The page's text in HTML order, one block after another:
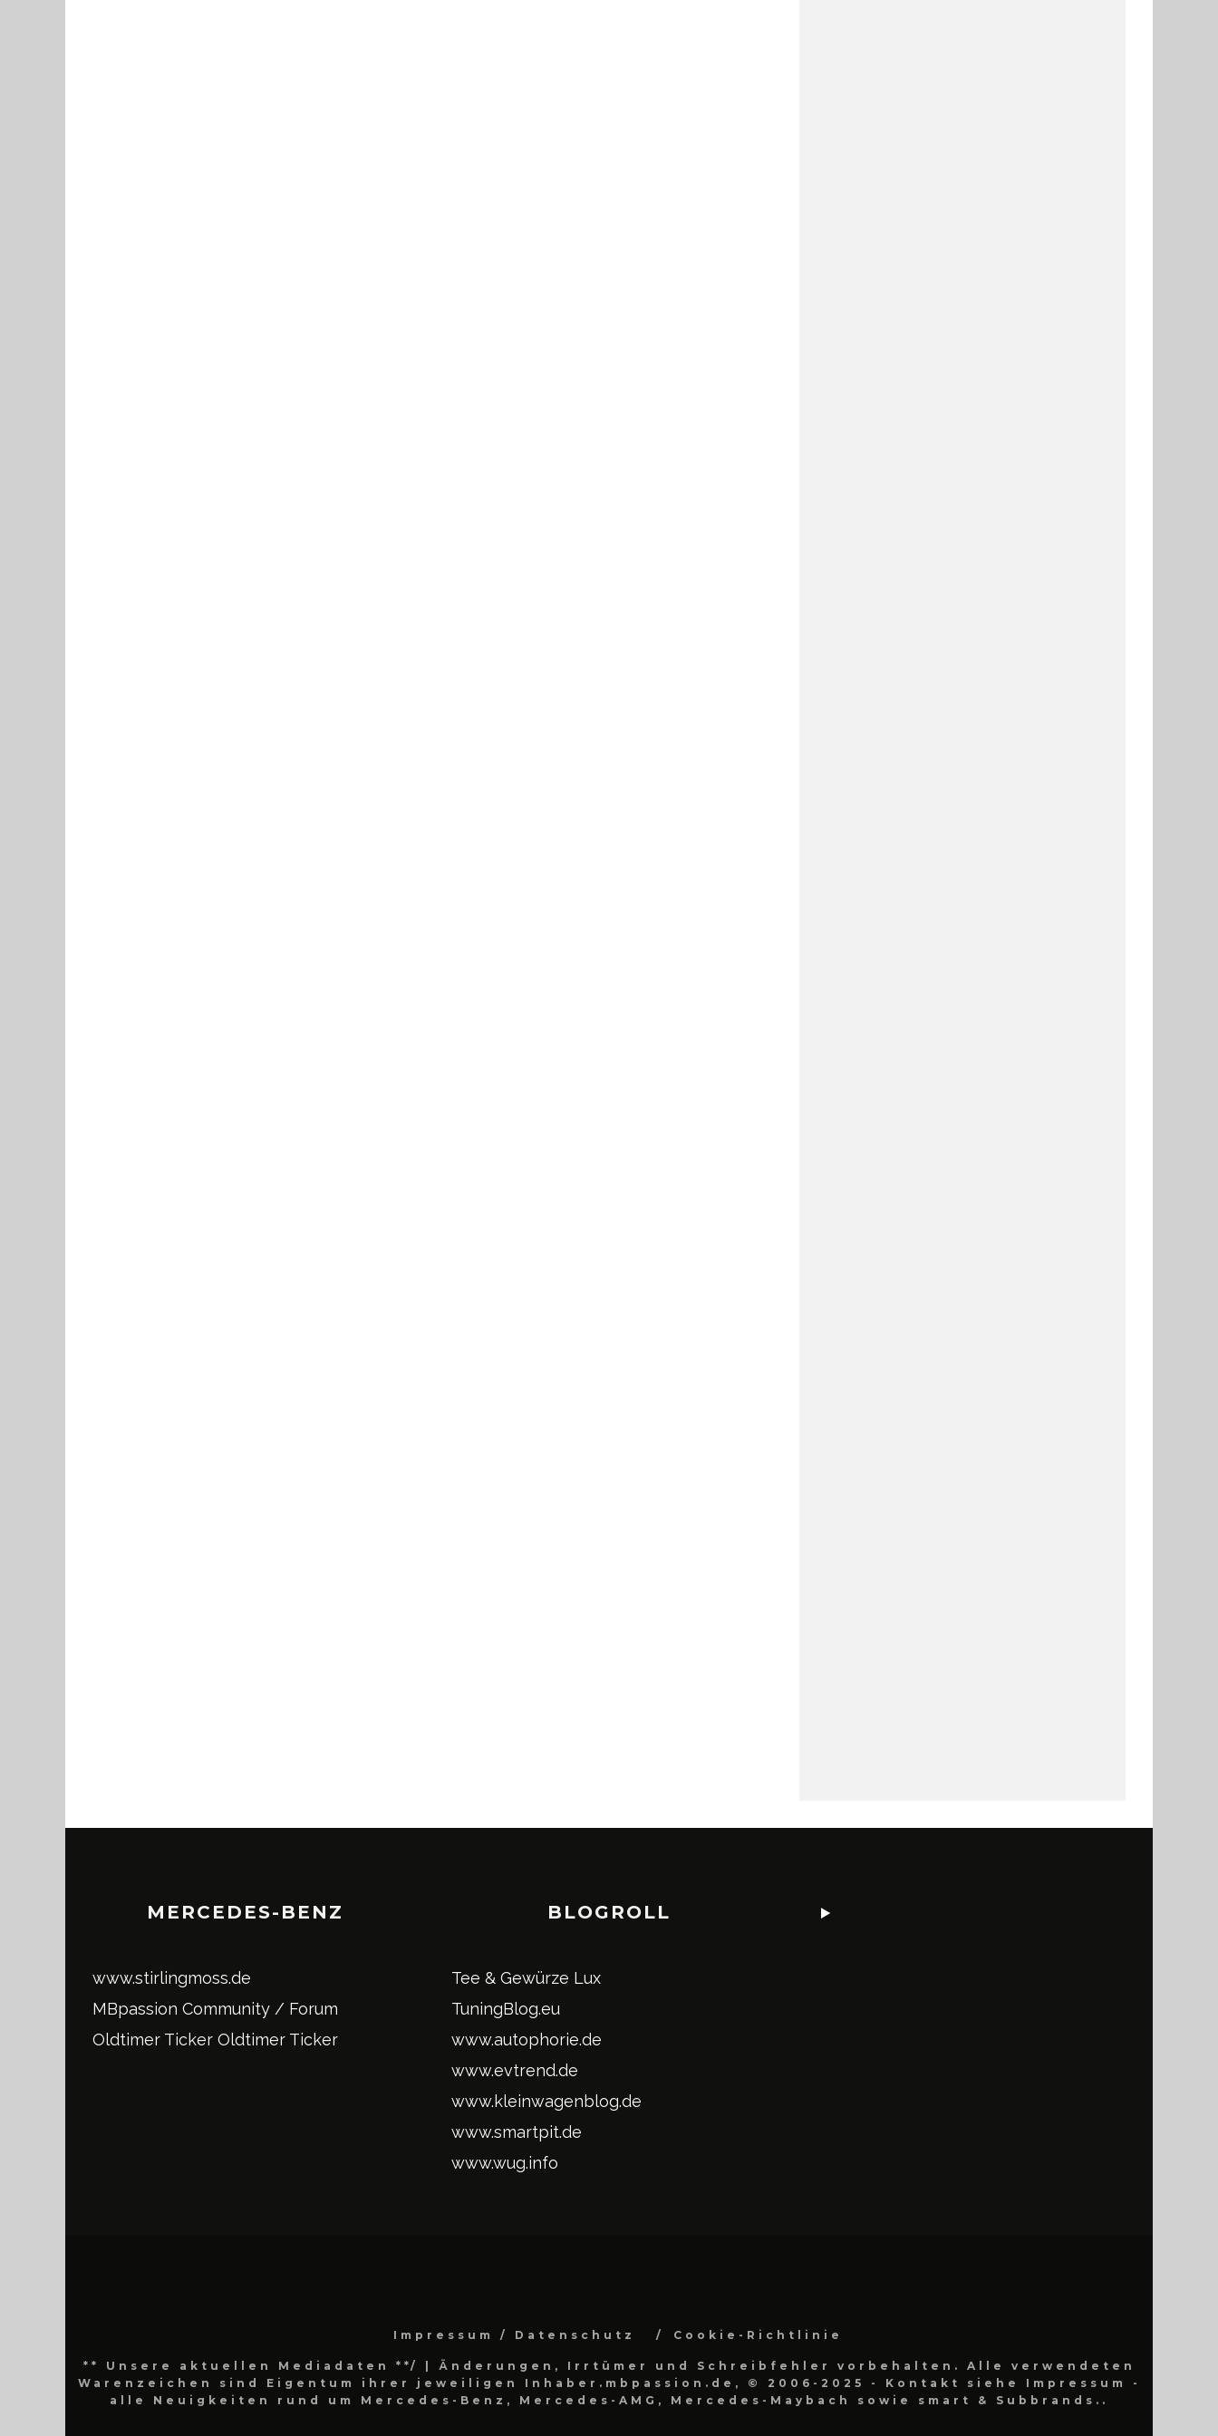
MERCEDES-BENZ
www.stirlingmoss.de
MBpassion Community / Forum
Oldtimer Ticker Oldtimer Ticker
BLOGROLL
Tee & Gewürze Lux
TuningBlog.eu
www.autophorie.de
www.evtrend.de
www.kleinwagenblog.de
www.smartpit.de
www.wug.info
Impressum / Datenschutz Cookie-Richtlinie
** Unsere aktuellen Mediadaten **/
| Änderungen, Irrtümer und Schreibfehler vorbehalten. Alle verwendeten
Warenzeichen sind Eigentum ihrer jeweiligen Inhaber.mbpassion.de, © 2006-2025 - Kontakt siehe Impressum -
alle Neuigkeiten rund um Mercedes-Benz, Mercedes-AMG, Mercedes-Maybach sowie smart & Subbrands..